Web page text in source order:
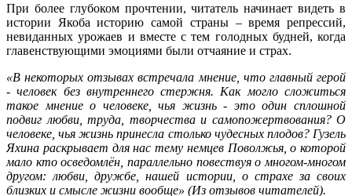
При более глубоком прочтении, читатель начинает видеть в
истории Якоба историю самой страны – время репрессий,
невиданных урожаев и вместе с тем голодных будней, когда
главенствующими эмоциями были отчаяние и страх.
«В некоторых отзывах встречала мнение, что главный герой
- человек без внутреннего стержня. Как могло сложиться
такое мнение о человеке, чья жизнь - это один сплошной
подвиг любви, труда, творчества и самопожертвования? О
человеке, чья жизнь принесла столько чудесных плодов? Гузель
Яхина раскрывает для нас тему немцев Поволжья, о которой
мало кто осведомлён, параллельно повествуя о многом-многом
другом: любви, дружбе, нашей истории, о страхе за своих
близких и смысле жизни вообще» (Из отзывов читателей).